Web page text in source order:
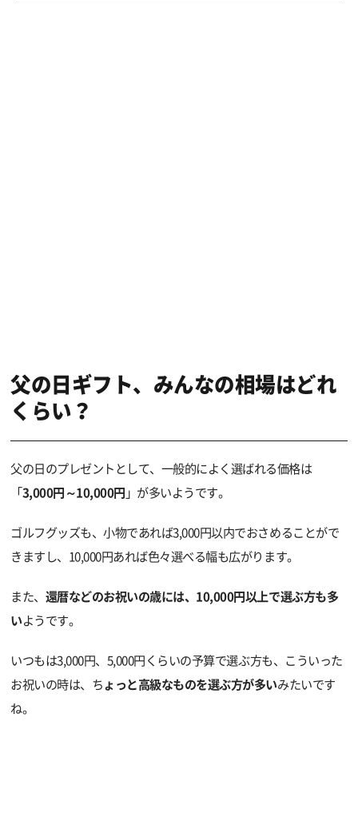
父の日ギフト、みんなの相場はどれ
くらい？
父の日のプレゼントとして、一般的によく選ばれる価格は
「3,000円～10,000円 」が多いようです。
ゴルフグッズも、小物であれば3,000円以内でおさめることがで
きますし、10,000円あれば色々選べる幅も広がります。
また、 還暦などのお祝いの歳には、10,000円以上で選ぶ方も多
いようです。
いつもは3,000円、5,000円くらいの予算で選ぶ方も、こういった
お祝いの時は、ち ょっと高級なものを選ぶ方が多いみたいです
ね。